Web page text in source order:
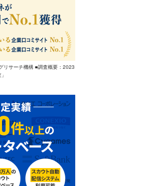
リサーチ機構 ■調査概要：2023